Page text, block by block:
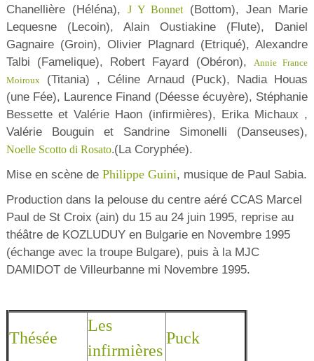
Chanellière (Héléna), J Y Bonnet(Bottom), Jean Marie
Lequesne (Lecoin), Alain Oustiakine (Flute), Daniel
Gagnaire (Groin), Olivier Plagnard (Etriqué), Alexandre
Talbi (Famelique), Robert Fayard (Obéron),
Annie France
Moiroux(Titania) , Céline Arnaud (Puck), Nadia Houas
(une Fée), Laurence Finand (Déesse écuyère), Stéphanie
Bessette et Valérie Haon (infirmières), Erika Michaux ,
Valérie Bouguin et Sandrine Simonelli (Danseuses),
Noelle Scotto di Rosato.(La Coryphée).
Mise en scène de Philippe Guini, musique de Paul Sabia.
Production dans la pelouse du centre aéré CCAS Marcel
Paul de St Croix (ain) du 15 au 24 juin 1995, reprise au
théâtre de KOZLUDUY en Bulgarie en Novembre 1995
(échange avec la troupe Bulgare), puis à la MJC
DAMIDOT de Villeurbanne mi Novembre 1995.
Thésée
Les
infirmières
Puck